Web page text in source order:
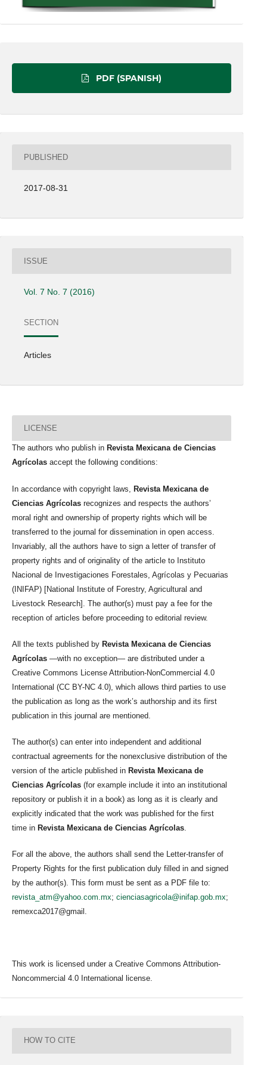
PDF (SPANISH)
PUBLISHED
2017-08-31
ISSUE
Vol. 7 No. 7 (2016)
SECTION
Articles
LICENSE
The authors who publish in Revista Mexicana de Ciencias
Agrícolas accept the following conditions:
In accordance with copyright laws, Revista Mexicana de
Ciencias Agrícolas recognizes and respects the authors’
moral right and ownership of property rights which will be
transferred to the journal for dissemination in open access.
Invariably, all the authors have to sign a letter of transfer of
property rights and of originality of the article to Instituto
Nacional de Investigaciones Forestales, Agrícolas y Pecuarias
(INIFAP) [National Institute of Forestry, Agricultural and
Livestock Research]. The author(s) must pay a fee for the
reception of articles before proceeding to editorial review.
All the texts published by Revista Mexicana de Ciencias
Agrícolas —with no exception— are distributed under a
Creative Commons License Attribution-NonCommercial 4.0
International (CC BY-NC 4.0), which allows third parties to use
the publication as long as the work’s authorship and its first
publication in this journal are mentioned.
The author(s) can enter into independent and additional
contractual agreements for the nonexclusive distribution of the
version of the article published in Revista Mexicana de
Ciencias Agrícolas (for example include it into an institutional
repository or publish it in a book) as long as it is clearly and
explicitly indicated that the work was published for the first
time in Revista Mexicana de Ciencias Agrícolas
For all the above, the authors shall send the Letter-transfer of
Property Rights for the first publication duly filled in and signed
by the author(s). This form must be sent as a PDF file to:
revista_atm@yahoo.com.mx; cienciasagricola@inifap.gob.mx;
remexca2017@gmail.
This work is licensed under a Creative Commons Attribution-
Noncommercial 4.0 International license.
HOW TO CITE